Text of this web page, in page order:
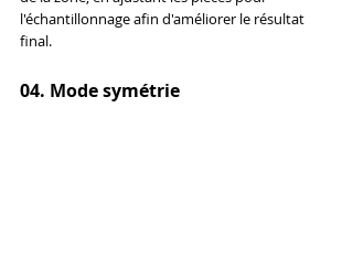
l'échantillonnage afin d'améliorer le résultat
final.
04. Mode symétrie